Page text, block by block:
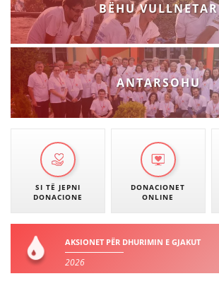
BËHU VULLNETAR
ANTARSOHU
SI TË JEPNI
DONACIONE
DONACIONET
ONLINE
AKSIONET PËR DHURIMIN E GJAKUT
2026